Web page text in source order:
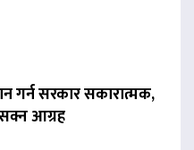
गर्न सरकार सकारात्मक,
आग्रह